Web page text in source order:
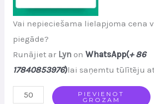
Vai nepieciešama lielapjoma cena
piegāde?
Runājiet ar Lyn onWhatsApp(+ 86
17840853976)lai saņemtu tūlītēju
VOZOL
PIEVIENOT
GROZAM